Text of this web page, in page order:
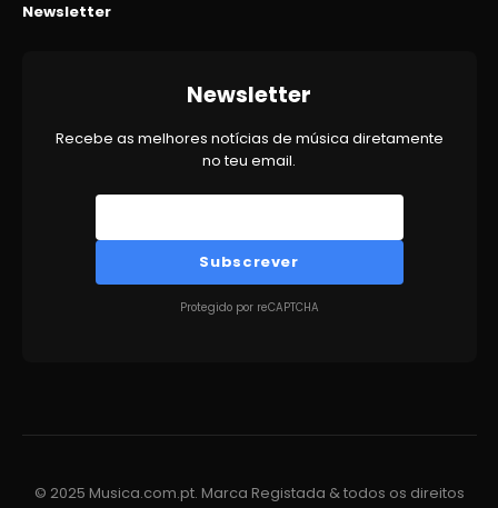
Newsletter
Newsletter
Recebe as melhores notícias de música diretamente
no teu email.
Subscrever
Protegido por reCAPTCHA
© 2025 Musica.com.pt. Marca Registada & todos os direitos